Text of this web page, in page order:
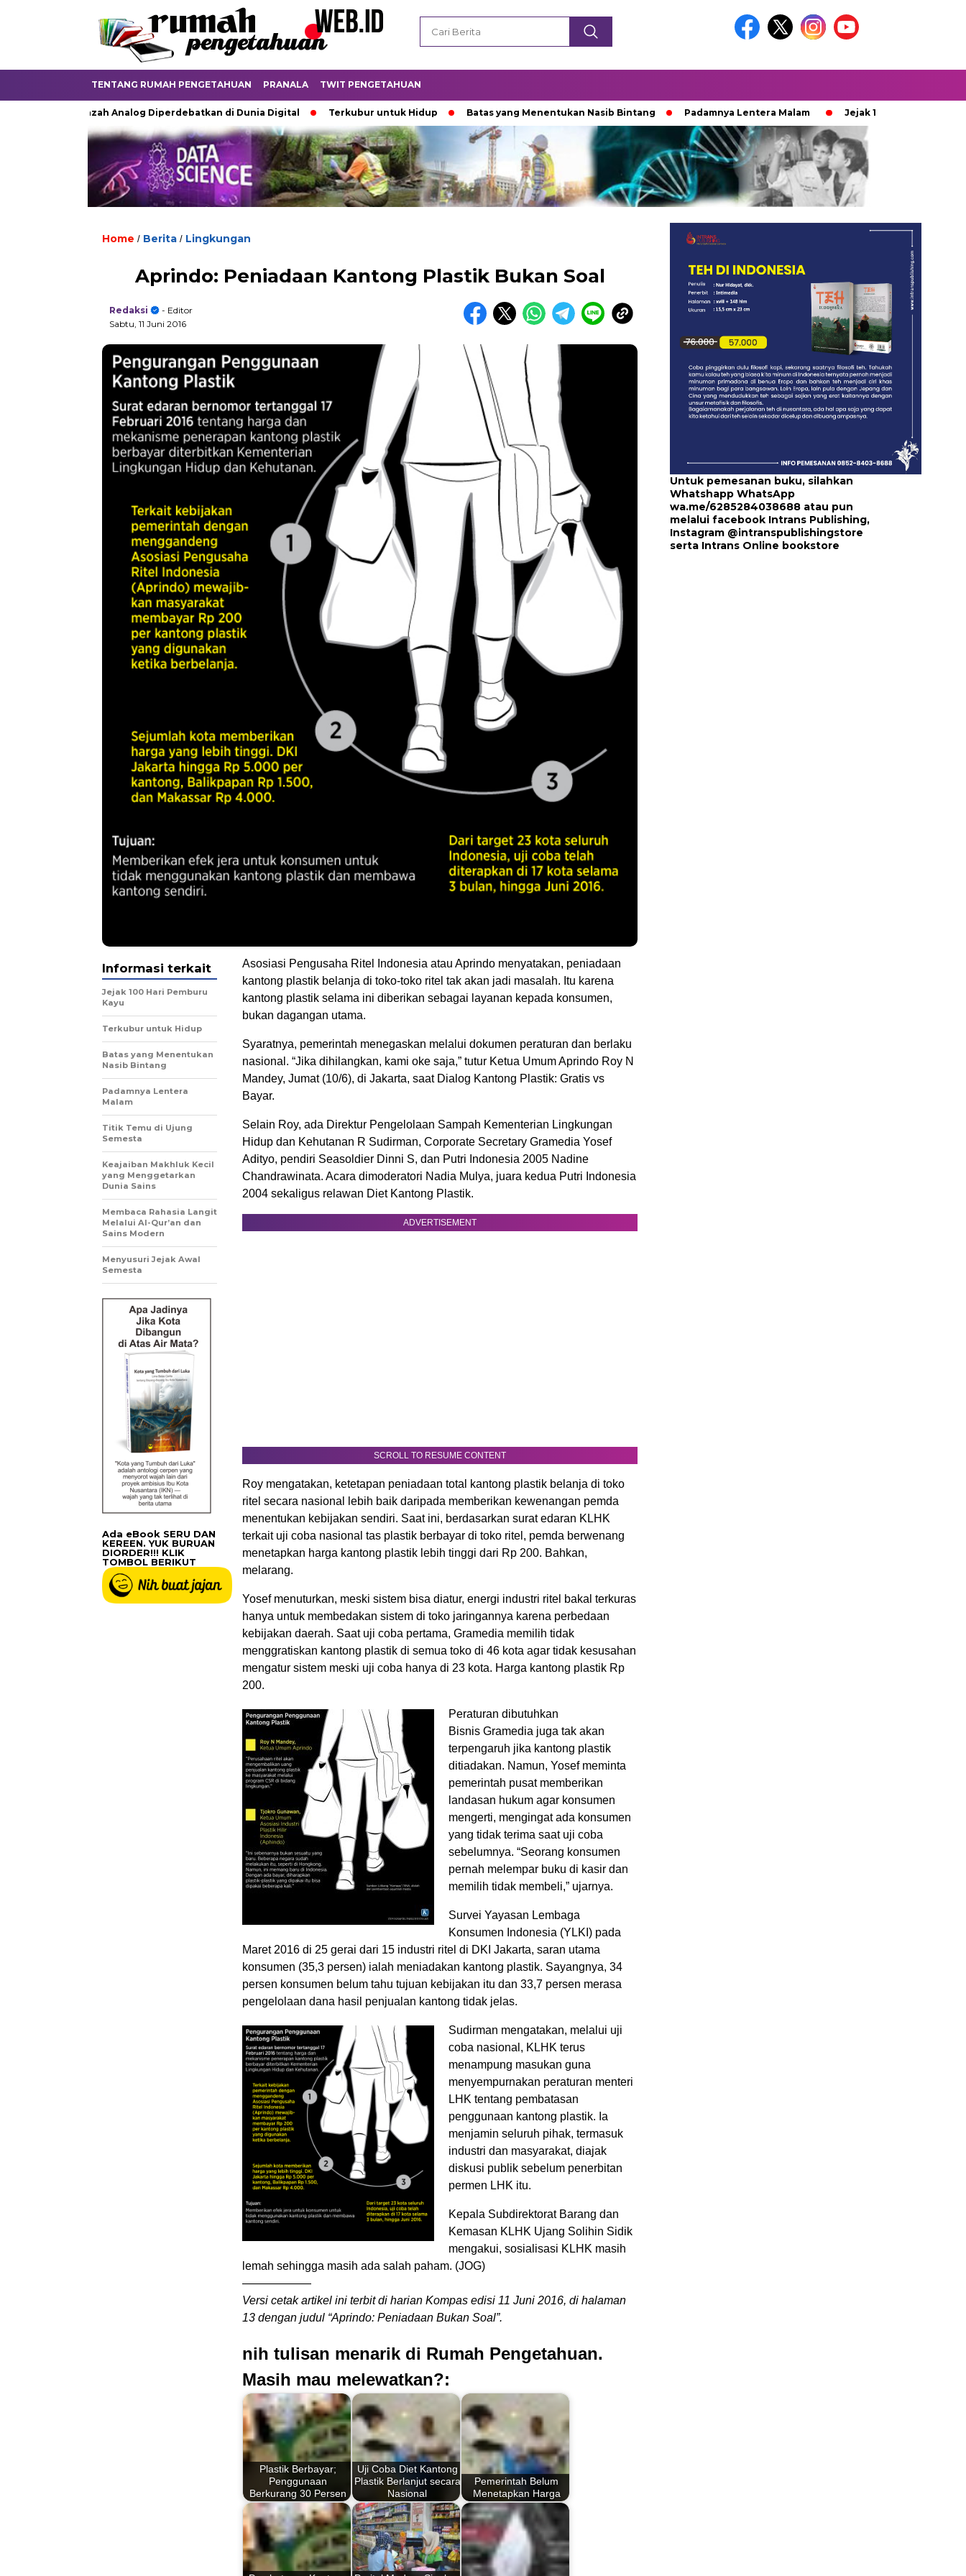
TENTANG RUMAH PENGETAHUAN PRANALA TWIT PENGETAHUAN
Ketika Ijazah Analog Diperdebatkan di Dunia Digital Terkubur untuk Hidup Batas yang Menentukan Nasib Bintang Padamnya Lentera Malam Jejak 100 Hari Pemburu Kayu
Home / Berita / Lingkungan
Aprindo: Peniadaan Kantong Plastik Bukan Soal
Redaksi
- Editor
Sabtu, 11 Juni 2016
Asosiasi Pengusaha Ritel Indonesia atau Aprindo menyatakan, peniadaan
kantong plastik belanja di toko-toko ritel tak akan jadi masalah. Itu karena
kantong plastik selama ini diberikan sebagai layanan kepada konsumen,
bukan dagangan utama.
Syaratnya, pemerintah menegaskan melalui dokumen peraturan dan berlaku
nasional. “Jika dihilangkan, kami oke saja,” tutur Ketua Umum Aprindo Roy N
Mandey, Jumat (10/6), di Jakarta, saat Dialog Kantong Plastik: Gratis vs
Bayar.
Selain Roy, ada Direktur Pengelolaan Sampah Kementerian Lingkungan
Hidup dan Kehutanan R Sudirman, Corporate Secretary Gramedia Yosef
Adityo, pendiri Seasoldier Dinni S, dan Putri Indonesia 2005 Nadine
Chandrawinata. Acara dimoderatori Nadia Mulya, juara kedua Putri Indonesia
2004 sekaligus relawan Diet Kantong Plastik.
ADVERTISEMENT
SCROLL TO RESUME CONTENT
Roy mengatakan, ketetapan peniadaan total kantong plastik belanja di toko
ritel secara nasional lebih baik daripada memberikan kewenangan pemda
menentukan kebijakan sendiri. Saat ini, berdasarkan surat edaran KLHK
terkait uji coba nasional tas plastik berbayar di toko ritel, pemda berwenang
menetapkan harga kantong plastik lebih tinggi dari Rp 200. Bahkan,
melarang.
Yosef menuturkan, meski sistem bisa diatur, energi industri ritel bakal terkuras
hanya untuk membedakan sistem di toko jaringannya karena perbedaan
kebijakan daerah. Saat uji coba pertama, Gramedia memilih tidak
menggratiskan kantong plastik di semua toko di 46 kota agar tidak kesusahan
mengatur sistem meski uji coba hanya di 23 kota. Harga kantong plastik Rp
200.
Peraturan dibutuhkan
Bisnis Gramedia juga tak akan
terpengaruh jika kantong plastik
ditiadakan. Namun, Yosef meminta
pemerintah pusat memberikan
landasan hukum agar konsumen
mengerti, mengingat ada konsumen
yang tidak terima saat uji coba
sebelumnya. “Seorang konsumen
pernah melempar buku di kasir dan
memilih tidak membeli,” ujarnya.
Survei Yayasan Lembaga
Konsumen Indonesia (YLKI) pada
Maret 2016 di 25 gerai dari 15 industri ritel di DKI Jakarta, saran utama
konsumen (35,3 persen) ialah meniadakan kantong plastik. Sayangnya, 34
persen konsumen belum tahu tujuan kebijakan itu dan 33,7 persen merasa
pengelolaan dana hasil penjualan kantong tidak jelas.
Sudirman mengatakan, melalui uji
coba nasional, KLHK terus
menampung masukan guna
menyempurnakan peraturan menteri
LHK tentang pembatasan
penggunaan kantong plastik. Ia
menjamin seluruh pihak, termasuk
industri dan masyarakat, diajak
diskusi publik sebelum penerbitan
permen LHK itu.
Kepala Subdirektorat Barang dan
Kemasan KLHK Ujang Solihin Sidik
mengakui, sosialisasi KLHK masih
lemah sehingga masih ada salah paham. (JOG)
——————
Versi cetak artikel ini terbit di harian Kompas edisi 11 Juni 2016, di halaman
13 dengan judul “Aprindo: Peniadaan Bukan Soal”.
nih tulisan menarik di Rumah Pengetahuan.
Masih mau melewatkan?:
Plastik Berbayar;
Penggunaan
Berkurang 30 Persen
Uji Coba Diet Kantong
Plastik Berlanjut secara
Nasional
Pemerintah Belum
Menetapkan Harga
Informasi terkait
Jejak 100 Hari Pemburu
Kayu
Terkubur untuk Hidup
Batas yang Menentukan
Nasib Bintang
Padamnya Lentera
Malam
Titik Temu di Ujung
Semesta
Keajaiban Makhluk Kecil
yang Menggetarkan
Dunia Sains
Membaca Rahasia Langit
Melalui Al-Qur’an dan
Sains Modern
Menyusuri Jejak Awal
Semesta
Ada eBook SERU DAN
KEREEN. YUK BURUAN
DIORDER!!! KLIK
TOMBOL BERIKUT
Untuk pemesanan buku, silahkan
Whatshapp WhatsApp
wa.me/6285284038688 atau pun
melalui facebook Intrans Publishing,
Instagram @intranspublishingstore
serta Intrans Online bookstore